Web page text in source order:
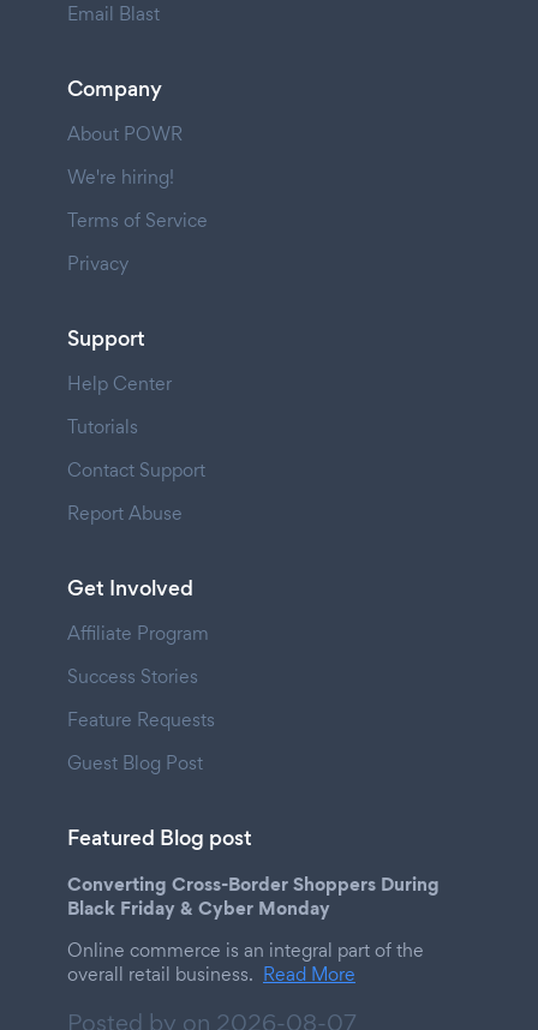
Email Blast
Company
About POWR
We're hiring!
Terms of Service
Privacy
Support
Help Center
Tutorials
Contact Support
Report Abuse
Get Involved
Affiliate Program
Success Stories
Feature Requests
Guest Blog Post
Featured Blog post
Converting Cross-Border Shoppers During
Black Friday & Cyber Monday
Online commerce is an integral part of the
overall retail business. Read More
Posted by on 2026-08-07